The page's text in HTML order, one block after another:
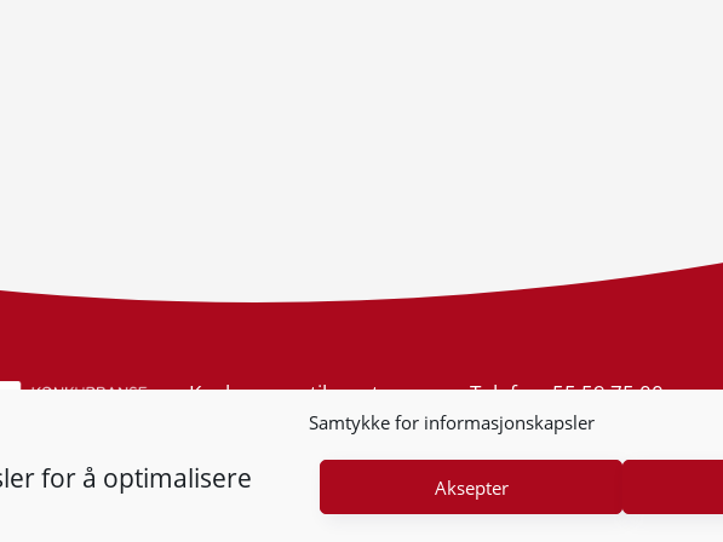
Samtykke for informasjonskapsler
for å optimalisere
Aksepter
Konkurransetilsynet
Postboks 439 Sentrum
Org.nr: 974 761 246
Telefon:55 59 75 00
E-post:post@kt.no
Nyhetsvarsel >>